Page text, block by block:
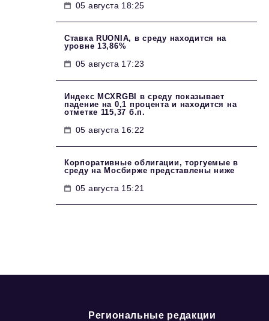
05 августа 18:25
Ставка RUONIA, в среду находится на
уровне 13,86%
05 августа 17:23
Индекс MCXRGBI в среду показывает
падение на 0,1 процента и находится на
отметке 115,37 б.п.
05 августа 16:22
Корпоративные облигации, торгуемые в
среду на Мосбирже представлены ниже
05 августа 15:21
Региональные редакции